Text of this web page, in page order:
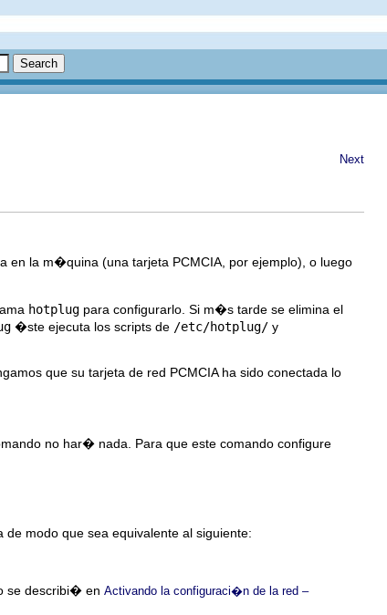
Next
en la m�quina (una tarjeta PCMCIA, por ejemplo), o luego
hotplug para configurarlo. Si m�s tarde se elimina el
�ste ejecuta los scripts de /etc/hotplug/ y
que su tarjeta de red PCMCIA ha sido conectada lo
no har� nada. Para que este comando configure
modo que sea equivalente al siguiente:
se describi� en Activando la configuraci�n de la red –